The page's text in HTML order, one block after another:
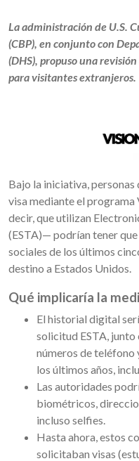
La administración de U.S.
(CBP), en conjunto con
(DHS), propuso una
para visitantes extranjeros.
Bajo la iniciativa, personas
visa mediante el
decir, que utilizan
(ESTA)— podrían tener
sociales de los últimos
destino a Estados Unidos.
Qué implicaría la
El historial digital
solicitud ESTA,
números de teléfono
los últimos años,
Las autoridades
biométricos,
incluso selfies.
Hasta ahora, estos
solicitaban visas